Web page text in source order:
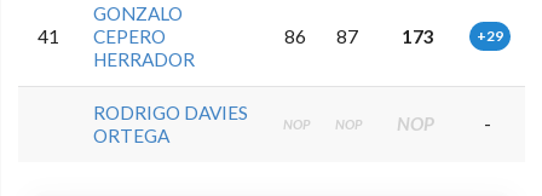
41
GONZALO
CEPERO
HERRADOR
86 87 173 +29
RODRIGO DAVIES
ORTEGA
NOP NOP NOP -